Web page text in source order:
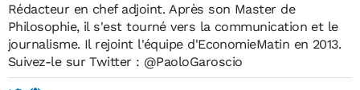
Rédacteur en chef adjoint. Après son Master de
Philosophie, il s'est tourné vers la communication et le
journalisme. Il rejoint l'équipe d'EconomieMatin en 2013.
Suivez-le sur Twitter : @PaoloGaroscio